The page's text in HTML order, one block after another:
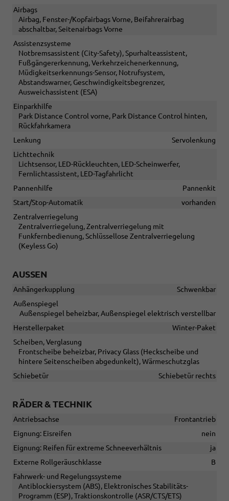
Airbags
Airbag, Fenster-/Kopfairbags Vorne, Beifahrerairbag
abschaltbar, Seitenairbags Vorne
Assistenzsysteme
Notbremsassistent (City-Safety), Spurhalteassistent,
Fußgängererkennung, Verkehrzeichenerkennung,
Müdigkeitserkennungs-Sensor, Notrufsystem,
Abstandswarner, Geschwindigkeitsbegrenzer,
Ausweichassistent (ESA)
Einparkhilfe
Park Distance Control vorne, Park Distance Control hinten,
Rückfahrkamera
Lenkung
Servolenkung
Lichttechnik
Lichtsensor, LED-Rückleuchten, LED-Scheinwerfer,
Fernlichtassistent, LED-Tagfahrlicht
Pannenhilfe
Pannenkit
Start/Stop-Automatik
vorhanden
Zentralverriegelung
Zentralverriegelung, Zentralverriegelung mit
Funkfernbedienung, Schlüssellose Zentralverriegelung
(Keyless Go)
AUSSEN
Anhängerkupplung
Schwenkbar
Außenspiegel
Außenspiegel beheizbar, Außenspiegel elektrisch verstellbar
Herstellerpaket
Winter-Paket
Scheiben, Verglasung
Frontscheibe beheizbar, Privacy Glass (Heckscheibe und
hintere Seitenscheiben abgedunkelt), Wärmeschutzglas
Schiebetür
Schiebetür rechts
RÄDER & TECHNIK
Antriebsachse
Frontantrieb
Eignung: Eisreifen
nein
Eignung: Reifen für extreme Schneeverhältnis
ja
Externe Rollgeräuschklasse
B
Fahrwerk- und Regelungssysteme
Antiblockiersystem (ABS), Elektronisches Stabilitäts-
Programm (ESP), Traktionskontrolle (ASR/CTS/ETS)